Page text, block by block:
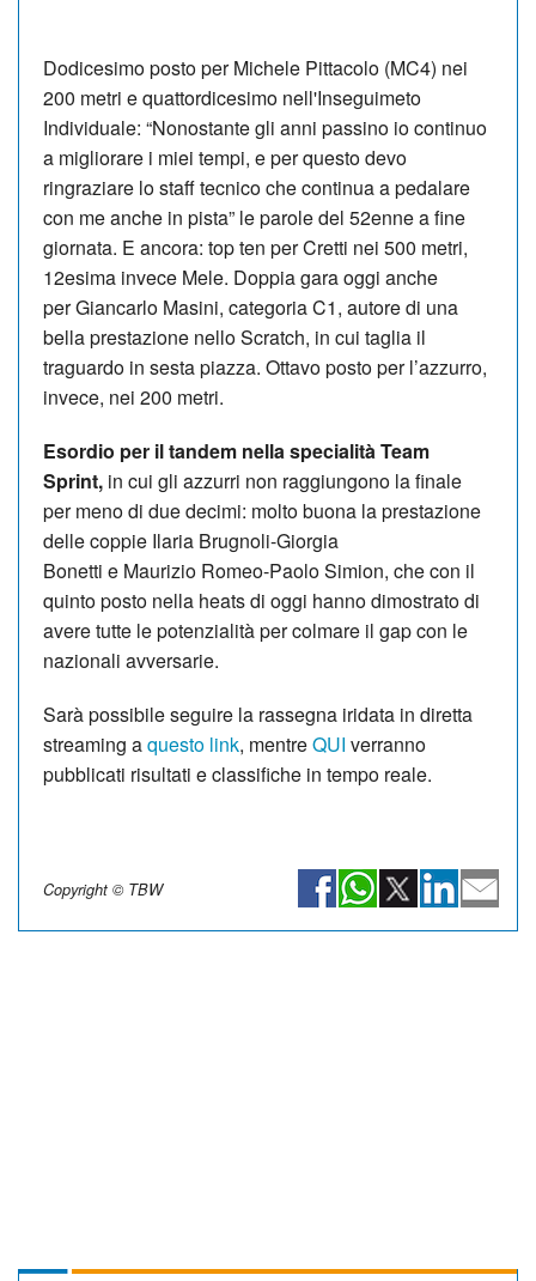
Dodicesimo posto per Michele Pittacolo (MC4) nei
200 metri e quattordicesimo nell'Inseguimeto
Individuale: “Nonostante gli anni passino io continuo
a migliorare i miei tempi, e per questo devo
ringraziare lo staff tecnico che continua a pedalare
con me anche in pista” le parole del 52enne a fine
giornata. E ancora: top ten per Cretti nei 500 metri,
12esima invece Mele. Doppia gara oggi anche
per Giancarlo Masini, categoria C1, autore di una
bella prestazione nello Scratch, in cui taglia il
traguardo in sesta piazza. Ottavo posto per l’azzurro,
invece, nei 200 metri.
Esordio per il tandem nella specialità Team
Sprint, in cui gli azzurri non raggiungono la finale
per meno di due decimi: molto buona la prestazione
delle coppie Ilaria Brugnoli-Giorgia
Bonetti e Maurizio Romeo-Paolo Simion, che con il
quinto posto nella heats di oggi hanno dimostrato di
avere tutte le potenzialità per colmare il gap con le
nazionali avversarie.
Sarà possibile seguire la rassegna iridata in diretta
streaming aquesto link, mentreQUI verranno
pubblicati risultati e classifiche in tempo reale.
Copyright © TBW